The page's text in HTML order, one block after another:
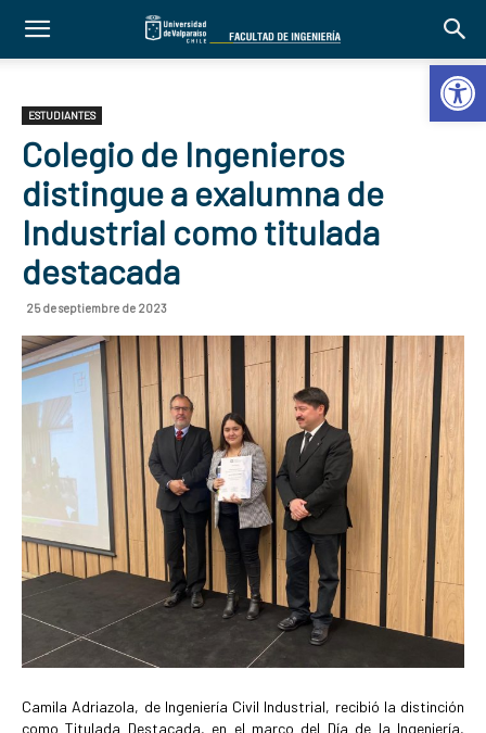
Abrir
ESTUDIANTES
Colegio de Ingenieros
distingue a exalumna de
Industrial como titulada
destacada
25 de septiembre de 2023
Camila Adriazola, de Ingeniería Civil Industrial, recibió la distinción
como Titulada Destacada, en el marco del Día de la Ingeniería,